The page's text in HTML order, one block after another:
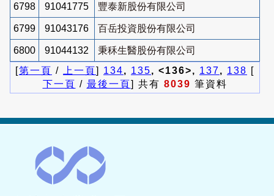
6798 91041775 豐泰新股份有限公司
6799 91043176 百岳投資股份有限公司
6800 91044132
秉秝生醫股份有限公司
[第一頁 / 上一頁] 134, 135, <136>, 137, 138 [
下一頁 / 最後一頁] 共有 8039 筆資料